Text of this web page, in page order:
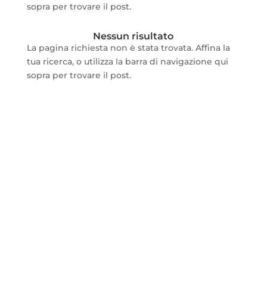
sopra per trovare il post.
Nessun risultato
La pagina richiesta non è stata trovata. Affina la
tua ricerca, o utilizza la barra di navigazione qui
sopra per trovare il post.